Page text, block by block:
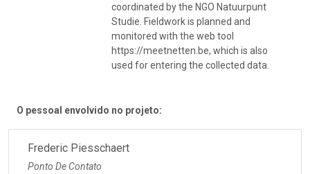
coordinated by the NGO Natuurpunt
Studie. Fieldwork is planned and
monitored with the web tool
https://meetnetten.be, which is also
used for entering the collected data.
O pessoal envolvido no projeto:
Frederic Piesschaert
Ponto De Contato